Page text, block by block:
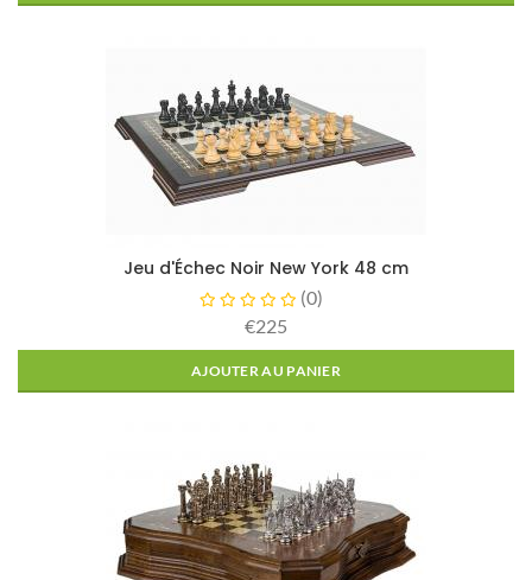
Jeu d'Échec Noir New York 48 cm
(0)
€225
AJOUTER AU PANIER